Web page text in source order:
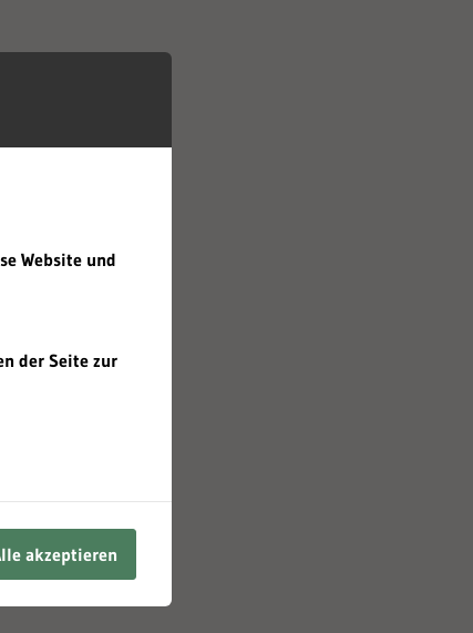
Website und
der Seite zur
akzeptieren